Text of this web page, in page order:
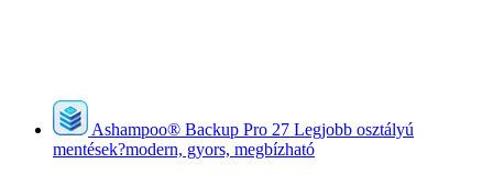
Ashampoo® Backup Pro 27 Legjobb osztályú
mentések?modern, gyors, megbízható